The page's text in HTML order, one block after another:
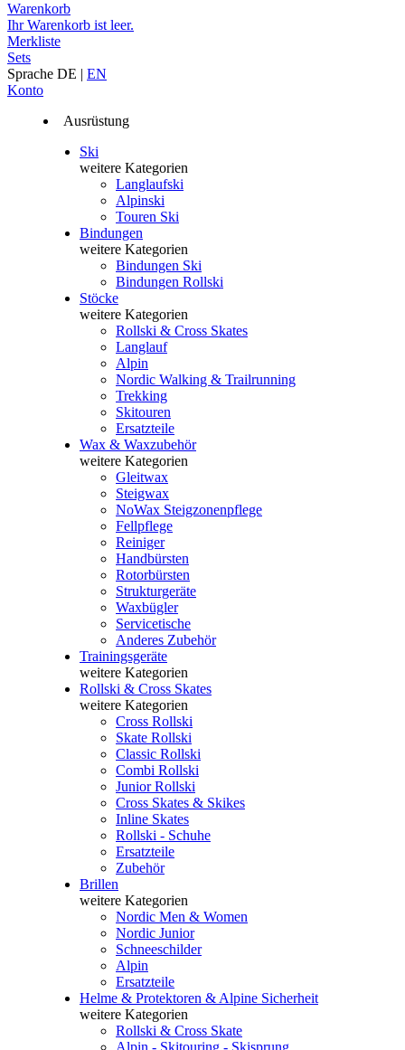
Warenkorb
Ihr Warenkorb ist leer.
Merkliste
Sets
Sprache DE | EN
Konto
Ausrüstung
Ski
weitere Kategorien
Langlaufski
Alpinski
Touren Ski
Bindungen
weitere Kategorien
Bindungen Ski
Bindungen Rollski
Stöcke
weitere Kategorien
Rollski & Cross Skates
Langlauf
Alpin
Nordic Walking & Trailrunning
Trekking
Skitouren
Ersatzteile
Wax & Waxzubehör
weitere Kategorien
Gleitwax
Steigwax
NoWax Steigzonenpflege
Fellpflege
Reiniger
Handbürsten
Rotorbürsten
Strukturgeräte
Waxbügler
Servicetische
Anderes Zubehör
Trainingsgeräte
weitere Kategorien
Rollski & Cross Skates
weitere Kategorien
Cross Rollski
Skate Rollski
Classic Rollski
Combi Rollski
Junior Rollski
Cross Skates & Skikes
Inline Skates
Rollski - Schuhe
Ersatzteile
Zubehör
Brillen
weitere Kategorien
Nordic Men & Women
Nordic Junior
Schneeschilder
Alpin
Ersatzteile
Helme & Protektoren & Alpine Sicherheit
weitere Kategorien
Rollski & Cross Skate
Alpin - Skitouring - Skisprung